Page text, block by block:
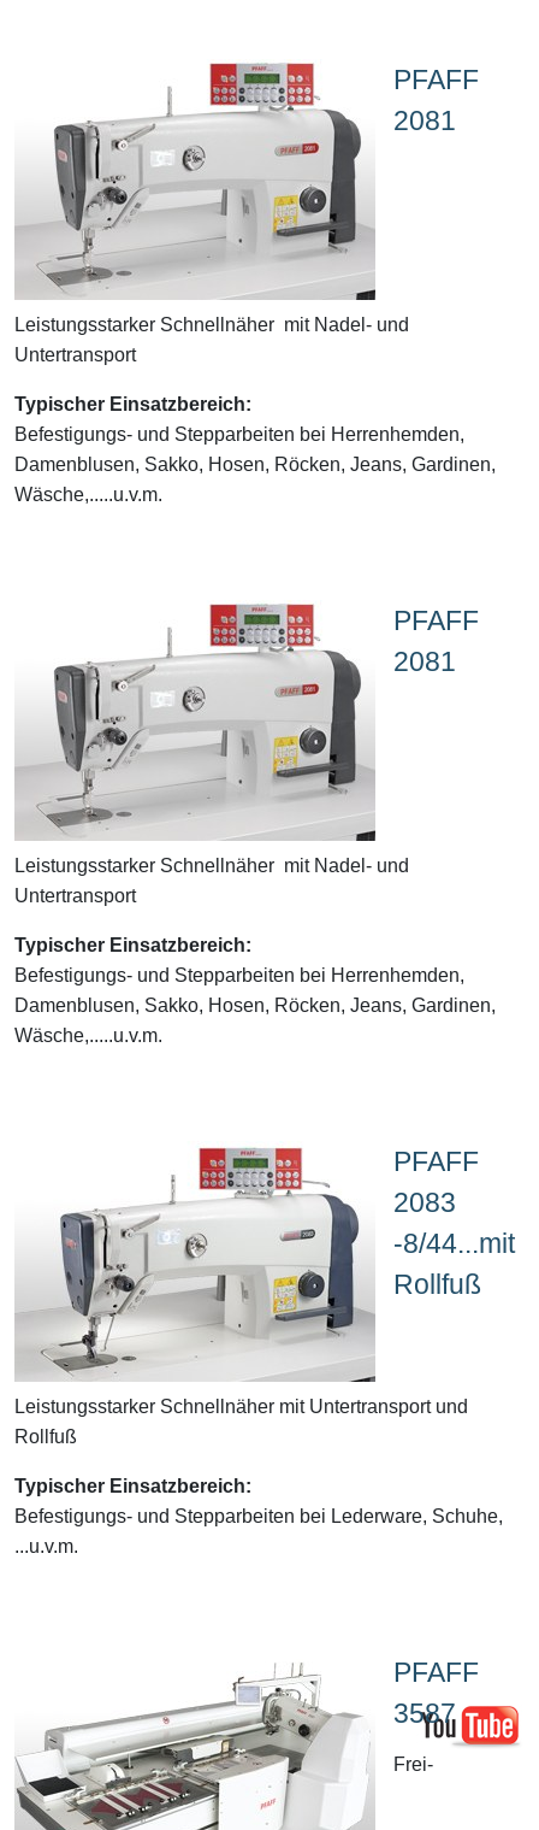
PFAFF
2081
Leistungsstarker Schnellnäher mit Nadel- und
Untertransport
Typischer Einsatzbereich:
Befestigungs- und Stepparbeiten bei Herrenhemden,
Damenblusen, Sakko, Hosen, Röcken, Jeans, Gardinen,
Wäsche,.....u.v.m.
PFAFF
2081
Leistungsstarker Schnellnäher mit Nadel- und
Untertransport
Typischer Einsatzbereich:
Befestigungs- und Stepparbeiten bei Herrenhemden,
Damenblusen, Sakko, Hosen, Röcken, Jeans, Gardinen,
Wäsche,.....u.v.m.
PFAFF
2083
-8/44...mit
Rollfuß
Leistungsstarker Schnellnäher mit Untertransport und
Rollfuß
Typischer Einsatzbereich:
Befestigungs- und Stepparbeiten bei Lederware, Schuhe,
...u.v.m.
PFAFF
3587
Frei-